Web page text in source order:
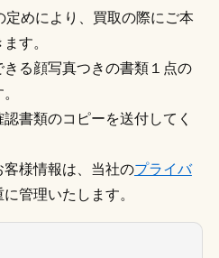
めにより、買取の際にご本
す。
る顔写真つきの書類１点の
書類のコピーを送付してく
様情報は、当社のプライバ
管理いたします。